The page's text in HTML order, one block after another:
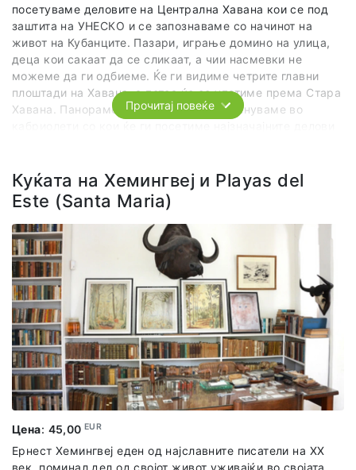
посетуваме деловите на Централна Хавана кои се под
заштита на УНЕСКО и се запознаваме со начинот на
живот на Кубанците. Пазари, играње домино на улица,
деца кои сакаат да се сликаат, а чии насмевки не
можеме да ги одбиеме. Ќе ги видиме четрите главни
плоштади на Хавана, а потоа ќе се упатиме према Стара
Хавана. Панорамскиот разглед го започнуваме во
Прочитај повеќе
Куќата на Хемингвеј и Playas del
Este (Santa Maria)
Цена: 45,00EUR
Ернест Хемингвеј еден од најславните писатели на XX
век, поминал дел од својот живот уживајќи во својата